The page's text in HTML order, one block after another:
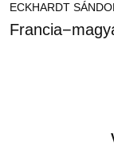
ECKHARDT